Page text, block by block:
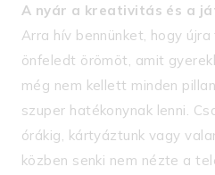
A nyár a kreativitás és a
Arra hív bennünket, hogy
önfeledt örömöt, amit
még nem kellett minden
szuper hatékonynak lenni.
órákig, kártyáztunk vagy
közben senki nem nézte a